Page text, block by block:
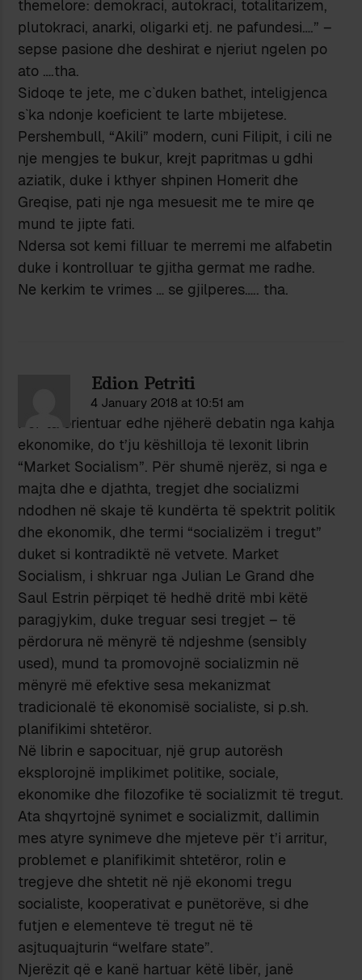
themelore: demokraci, autokraci, totalitarizem,
plutokraci, anarki, oligarki etj. ne pafundesi….” –
sepse pasione dhe deshirat e njeriut ngelen po
ato ….tha.
Sidoqe te jete, me c`duken bathet, inteligjenca
s`ka ndonje koeficient te larte mbijetese.
Pershembull, “Akili” modern, cuni Filipit, i cili ne
nje mengjes te bukur, krejt papritmas u gdhi
aziatik, duke i kthyer shpinen Homerit dhe
Greqise, pati nje nga mesuesit me te mire qe
mund te jipte fati.
Ndersa sot kemi filluar te merremi me alfabetin
duke i kontrolluar te gjitha germat me radhe.
Ne kerkim te vrimes … se gjilperes….. tha.
Edion Petriti
4 January 2018 at 10:51 am
Për ta orientuar edhe njëherë debatin nga kahja
ekonomike, do t’ju këshilloja të lexonit librin
“Market Socialism”. Për shumë njerëz, si nga e
majta dhe e djathta, tregjet dhe socializmi
ndodhen në skaje të kundërta të spektrit politik
dhe ekonomik, dhe termi “socializëm i tregut”
duket si kontradiktë në vetvete. Market
Socialism, i shkruar nga Julian Le Grand dhe
Saul Estrin përpiqet të hedhë dritë mbi këtë
paragjykim, duke treguar sesi tregjet – të
përdorura në mënyrë të ndjeshme (sensibly
used), mund ta promovojnë socializmin në
mënyrë më efektive sesa mekanizmat
tradicionalë të ekonomisë socialiste, si p.sh.
planifikimi shtetëror.
Në librin e sapocituar, një grup autorësh
eksplorojnë implikimet politike, sociale,
ekonomike dhe filozofike të socializmit të tregut.
Ata shqyrtojnë synimet e socializmit, dallimin
mes atyre synimeve dhe mjeteve për t’i arritur,
problemet e planifikimit shtetëror, rolin e
tregjeve dhe shtetit në një ekonomi tregu
socialiste, kooperativat e punëtorëve, si dhe
futjen e elementeve të tregut në të
asjtuquajturin “welfare state”.
Njerëzit që e kanë hartuar këtë libër, janë